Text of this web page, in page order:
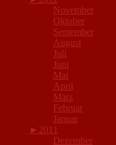
November
Oktober
September
August
Juli
Juni
Mai
April
März
Februar
Januar
► 2011
Dezember